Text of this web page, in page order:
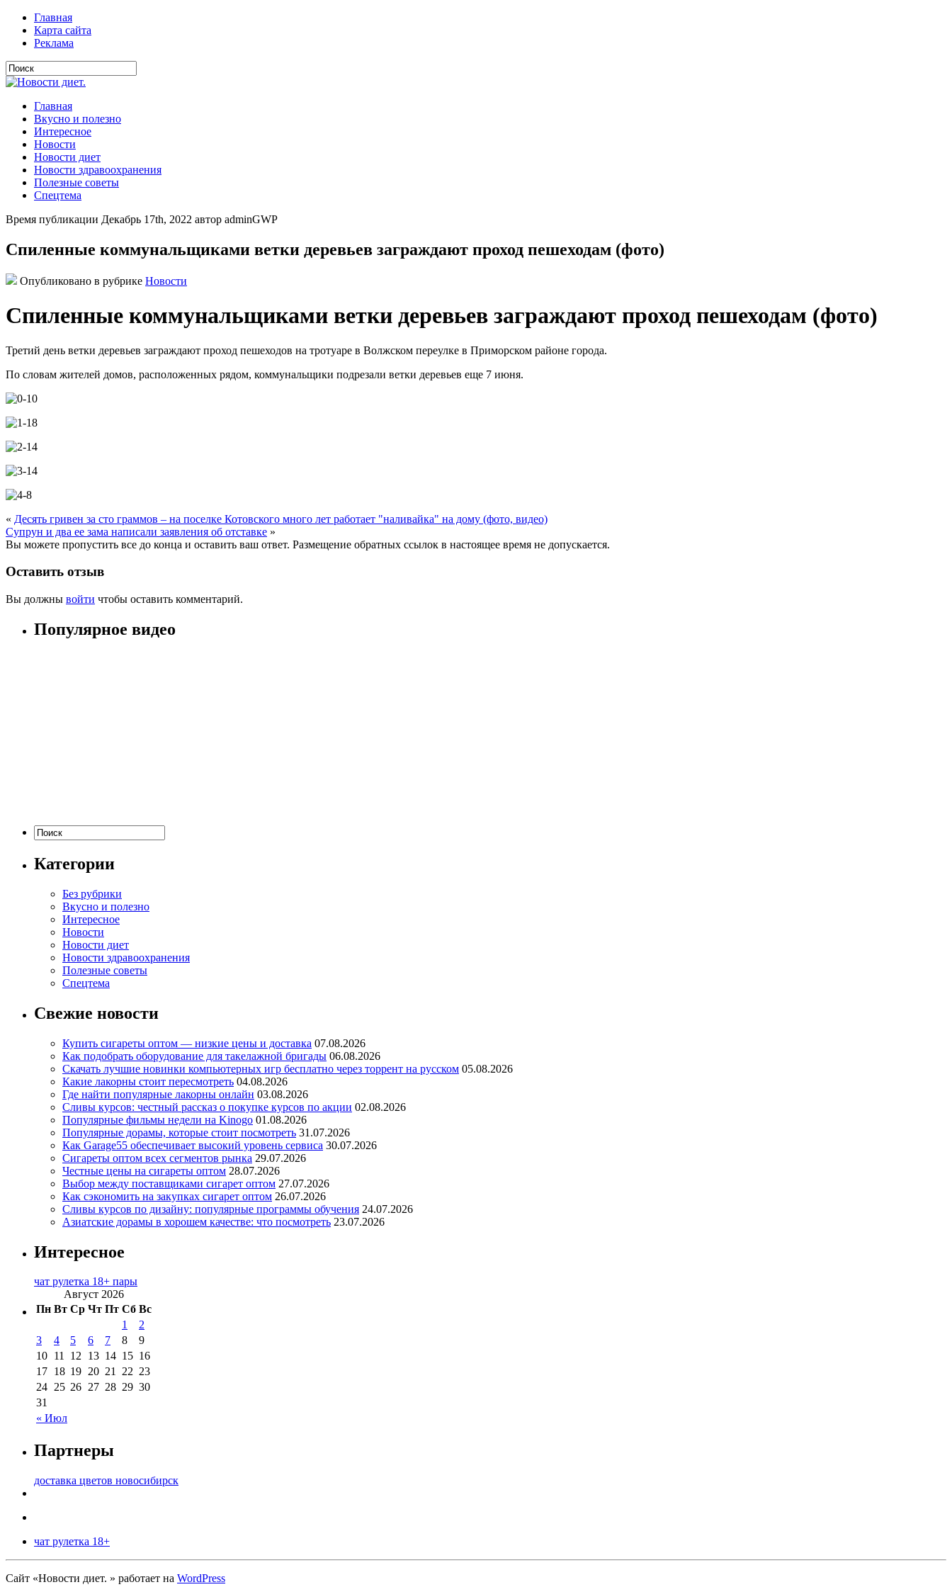
Главная
Карта сайта
Реклама
Главная
Вкусно и полезно
Интересное
Новости
Новости диет
Новости здравоохранения
Полезные советы
Спецтема
Время публикации Декабрь 17th, 2022 автор adminGWP
Спиленные коммунальщиками ветки деревьев заграждают проход пешеходам (фото)
Опубликовано в рубрике Новости
Спиленные коммунальщиками ветки деревьев заграждают проход пешеходам (фото)
Третий день ветки деревьев заграждают проход пешеходов на тротуаре в Волжском переулке в Приморском районе города.
По словам жителей домов, расположенных рядом, коммунальщики подрезали ветки деревьев еще 7 июня.
« Десять гривен за сто граммов – на поселке Котовского много лет работает "наливайка" на дому (фото, видео)
Супрун и два ее зама написали заявления об отставке »
Вы можете пропустить все до конца и оставить ваш ответ. Размещение обратных ссылок в настоящее время не допускается.
Оставить отзыв
Вы должны войти чтобы оставить комментарий.
Популярное видео
Категории
Без рубрики
Вкусно и полезно
Интересное
Новости
Новости диет
Новости здравоохранения
Полезные советы
Спецтема
Свежие новости
Купить сигареты оптом — низкие цены и доставка 07.08.2026
Как подобрать оборудование для такелажной бригады 06.08.2026
Скачать лучшие новинки компьютерных игр бесплатно через торрент на русском 05.08.2026
Какие лакорны стоит пересмотреть 04.08.2026
Где найти популярные лакорны онлайн 03.08.2026
Сливы курсов: честный рассказ о покупке курсов по акции 02.08.2026
Популярные фильмы недели на Kinogo 01.08.2026
Популярные дорамы, которые стоит посмотреть 31.07.2026
Как Garage55 обеспечивает высокий уровень сервиса 30.07.2026
Сигареты оптом всех сегментов рынка 29.07.2026
Честные цены на сигареты оптом 28.07.2026
Выбор между поставщиками сигарет оптом 27.07.2026
Как сэкономить на закупках сигарет оптом 26.07.2026
Сливы курсов по дизайну: популярные программы обучения 24.07.2026
Азиатские дорамы в хорошем качестве: что посмотреть 23.07.2026
Интересное
чат рулетка 18+ пары
Август 2026
Пн Вт Ср Чт Пт Сб Вс
« Июл
1
2
3
4 5 6 7 8
9
10 11 12 13 14 15 16
17 18 19 20 21 22 23
24 25 26 27 28 29 30
31
Партнеры
доставка цветов новосибирск
чат рулетка 18+
Сайт «Новости диет. » работает на WordPress